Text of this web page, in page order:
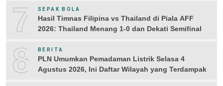
7 SEPAK BOLA
Hasil Timnas Filipina vs Thailand di Piala AFF
2026: Thailand Menang 1-0 dan Dekati Semifinal
8 BERITA
PLN Umumkan Pemadaman Listrik Selasa 4
Agustus 2026, Ini Daftar Wilayah yang Terdampak